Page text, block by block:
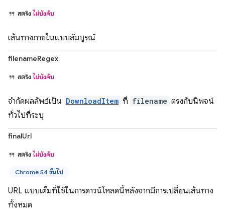
สตริง ไม่บังคับ
เส้นทางภายในแบบสัมบูรณ์
filenameRegex
สตริง ไม่บังคับ
จำกัดผลลัพธ์เป็น DownloadItem ที่ filename ตรงกับนิพจน์
ทั่วไปที่ระบุ
finalUrl
สตริง ไม่บังคับ
Chrome 54 ขึ้นไป
URL แบบเต็มที่ใช้ในการดาวน์โหลดนี้หลังจากมีการเปลี่ยนเส้นทาง
ทั้งหมด